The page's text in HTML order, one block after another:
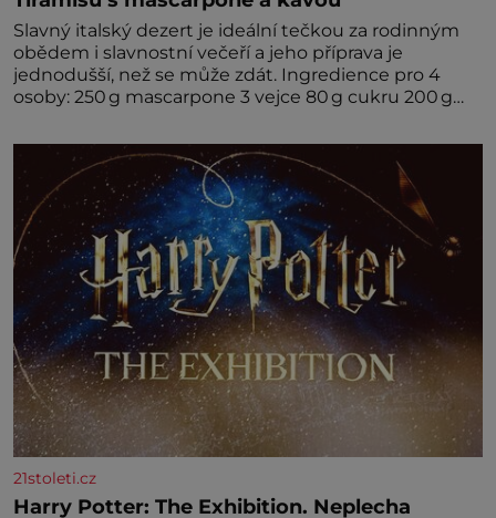
Slavný italský dezert je ideální tečkou za rodinným
obědem i slavnostní večeří a jeho příprava je
jednodušší, než se může zdát. Ingredience pro 4
osoby: 250 g mascarpone 3 vejce 80 g cukru 200 g
amaretta kakao na posypání Postup: Oddělte
žloutky od bílků. Žloutky vyšlehejte s cukrem do
světlé pěny a postupně do nich vmíchejte
mascarpone, aby vznikl hladký
21stoleti.cz
Harry Potter: The Exhibition. Neplecha